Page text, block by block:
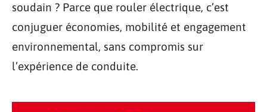
soudain ? Parce que rouler électrique, c’est
conjuguer économies, mobilité et engagement
environnemental, sans compromis sur
l’expérience de conduite.